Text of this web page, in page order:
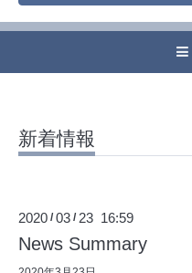
新着情報
2020 /03 / 23 16:59
News Summary